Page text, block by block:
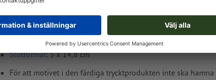
Dataformat(inkl. 2 mm beskärning): 5,4 x 15,2 cm
Slutformat: 5 x 14,8 cm
För att motivet i den färdiga trycktprodukten inte ska hamna